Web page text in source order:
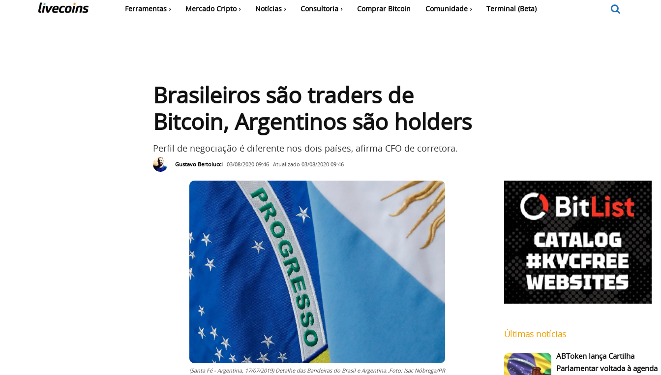
Ferramentas Mercado Cripto Notícias Consultoria Comprar Bitcoin Comunidade Terminal (Beta)
Brasileiros são traders de
Bitcoin, Argentinos são holders
Perfil de negociação é diferente nos dois países, afirma CFO de corretora.
Gustavo Bertolucci 03/08/2020 09:46 Atualizado 03/08/2020 09:46
(Santa Fé - Argentina, 17/07/2019) Detalhe das Bandeiras do Brasil e Argentina..Foto: Isac Nóbrega/PR
Últimas notícias
ABToken lança Cartilha
Parlamentar voltada à agenda